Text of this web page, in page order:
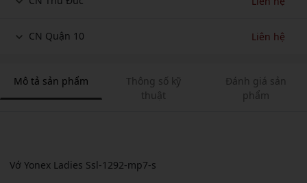
CN Quận 10 Liên hệ
Mô tả sản phẩm
Thông số kỹ
thuật
Đánh giá sản
phẩm
Vớ Yonex Ladies Ssl-1292-mp7-s